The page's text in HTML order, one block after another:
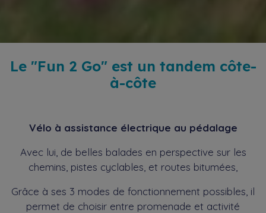
Le "Fun 2 Go" est un tandem côte-
à-côte
Vélo à assistance électrique au pédalage
Avec lui, de belles balades en perspective sur les
chemins, pistes cyclables, et routes bitumées,
Grâce à ses 3 modes de fonctionnement possibles, il
permet de choisir entre promenade et activité